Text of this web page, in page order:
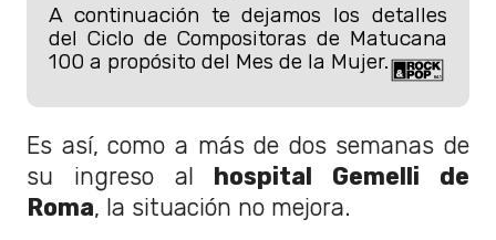
A continuación te dejamos los detalles
del Ciclo de Compositoras de Matucana
100 a propósito del Mes de la Mujer.
Es así, como a más de dos semanas de
su ingreso al hospital Gemelli de
Roma, la situación no mejora.